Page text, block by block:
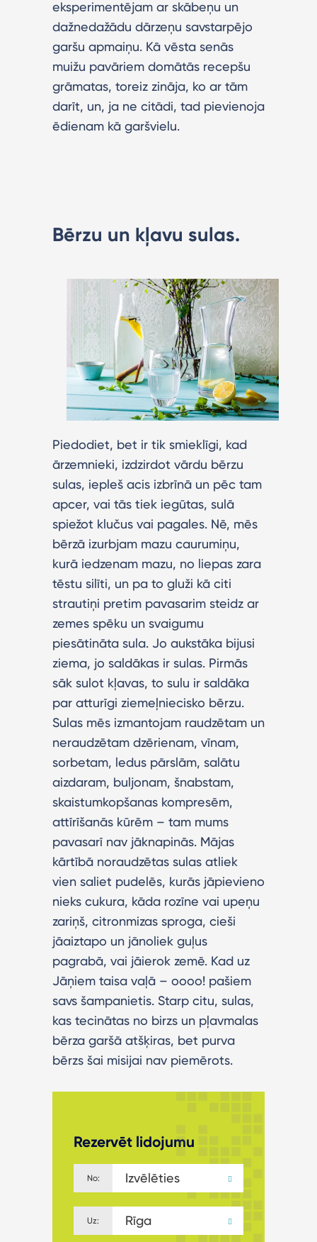
eksperimentējam ar skābeņu un
dažnedažādu dārzeņu savstarpējo
garšu apmaiņu. Kā vēsta senās
muižu pavāriem domātās recepšu
grāmatas, toreiz zināja, ko ar tām
darīt, un, ja ne citādi, tad pievienoja
ēdienam kā garšvielu.
Bērzu un kļavu sulas.
Piedodiet, bet ir tik smieklīgi, kad
ārzemnieki, izdzirdot vārdu bērzu
sulas, iepleš acis izbrīnā un pēc tam
apcer, vai tās tiek iegūtas, sulā
spiežot klučus vai pagales. Nē, mēs
bērzā izurbjam mazu caurumiņu,
kurā iedzenam mazu, no liepas zara
tēstu silīti, un pa to gluži kā citi
strautiņi pretim pavasarim steidz ar
zemes spēku un svaigumu
piesātināta sula. Jo aukstāka bijusi
ziema, jo saldākas ir sulas. Pirmās
sāk sulot kļavas, to sulu ir saldāka
par atturīgi ziemeļniecisko bērzu.
Sulas mēs izmantojam raudzētam un
neraudzētam dzērienam, vīnam,
sorbetam, ledus pārslām, salātu
aizdaram, buljonam, šnabstam,
skaistumkopšanas kompresēm,
attīrīšanās kūrēm – tam mums
pavasarī nav jāknapinās. Mājas
kārtībā noraudzētas sulas atliek
vien saliet pudelēs, kurās jāpievieno
nieks cukura, kāda rozīne vai upeņu
zariņš, citronmizas sproga, cieši
jāaiztapo un jānoliek guļus
pagrabā, vai jāierok zemē. Kad uz
Jāņiem taisa vaļā – oooo! pašiem
savs šampanietis. Starp citu, sulas,
kas tecinātas no birzs un pļavmalas
bērza garšā atšķiras, bet purva
bērzs šai misijai nav piemērots.
Rezervēt lidojumu
No: Izvēlēties
Uz: Rīga